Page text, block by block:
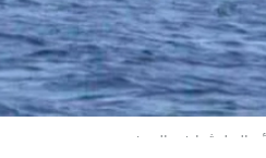
ضد المدنيين